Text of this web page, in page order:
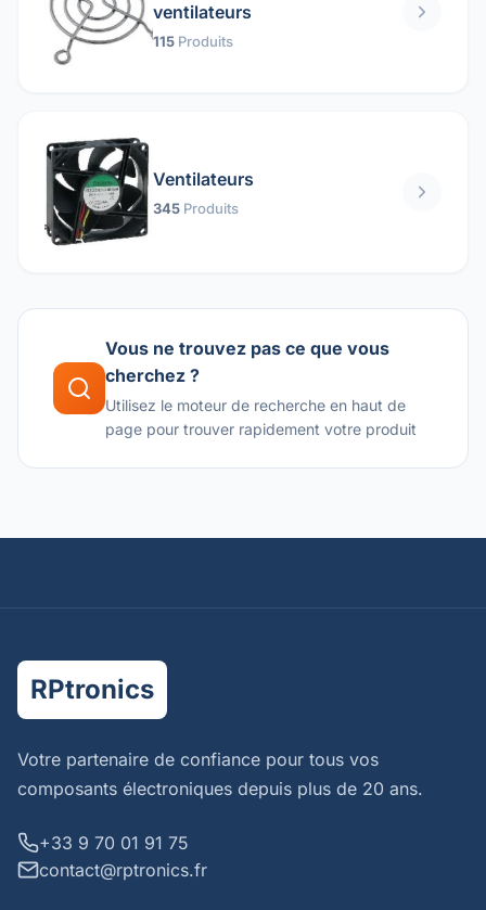
ventilateurs
115 Produits
Ventilateurs
345 Produits
Vous ne trouvez pas ce que vous
cherchez ?
Utilisez le moteur de recherche en haut de
page pour trouver rapidement votre produit
RPtronics
Votre partenaire de confiance pour tous vos
composants électroniques depuis plus de 20 ans.
+33 9 70 01 91 75
contact@rptronics.fr